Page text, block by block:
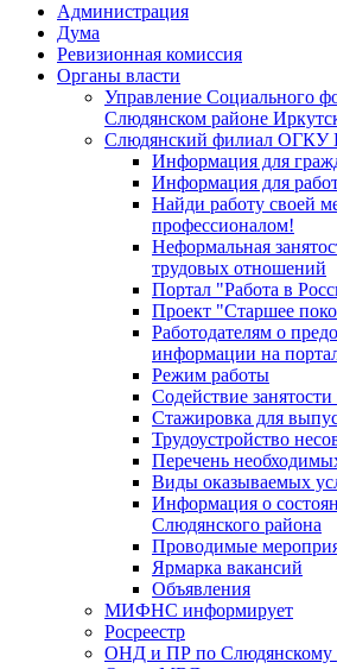
Администрация
Дума
Ревизионная комиссия
Органы власти
Управление Социального
Слюдянском районе
Слюдянский филиал ОГКУ
Информация для
Информация для
Найди работу своей
профессионалом!
Неформальная
трудовых отношений
Портал "Работа в
Проект "Старшее
Работодателям о
информации на
Режим работы
Содействие
Стажировка для
Трудоустройство
Перечень
Виды оказываемых
Информация о
Слюдянского района
Проводимые
Ярмарка вакансий
Объявления
МИФНС информирует
Росреестр
ОНД и ПР по Слюдянскому